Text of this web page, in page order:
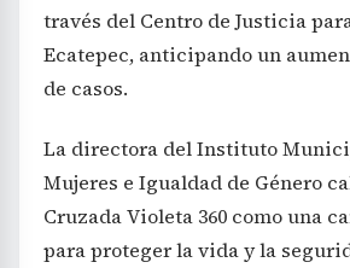
través del Centro de Justicia
Ecatepec, anticipando un
de casos.
La directora del Instituto
Mujeres e Igualdad de Género
Cruzada Violeta 360 como una
para proteger la vida y la